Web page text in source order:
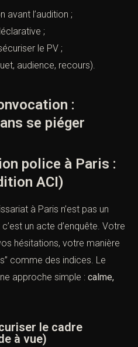
avant l’audition ;
;
le PV ;
audience, recours).
:
se piéger
police à Paris :
ACI)
à Paris n’est pas un
un acte d’enquête. Votre
hésitations, votre manière
comme des indices. Le
approche simple : calme,
le cadre
à vue)